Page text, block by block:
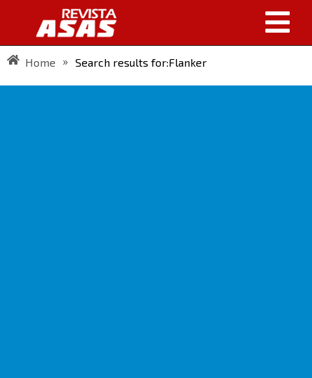
Home » Search results for:Flanker